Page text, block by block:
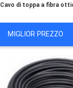
Cavo di toppa a fibra
MIGLIOR PREZZO